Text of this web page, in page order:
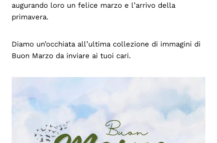
augurando loro un felice marzo e l’arrivo della
primavera.
Diamo un’occhiata all’ultima collezione di immagini di
Buon Marzo da inviare ai tuoi cari.